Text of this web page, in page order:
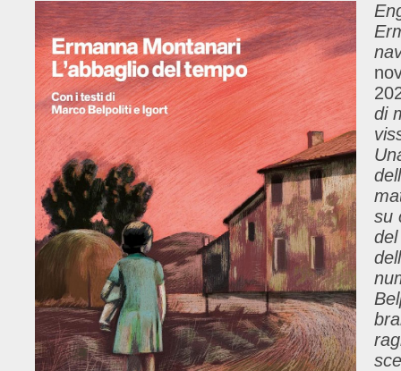
di
su